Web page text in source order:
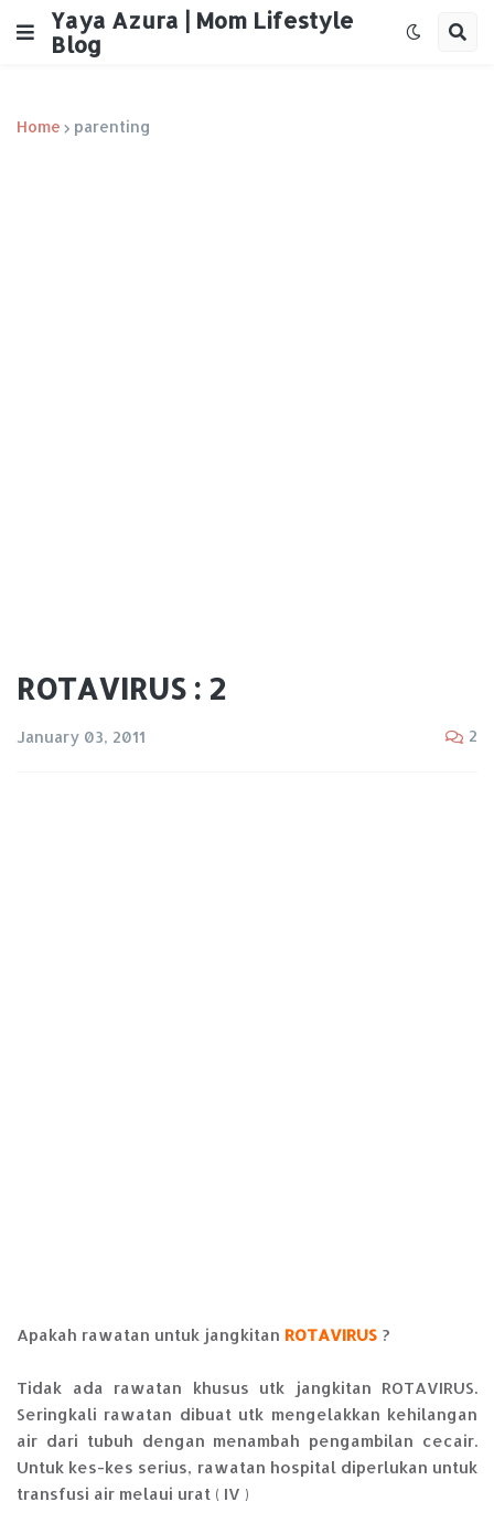
Yaya Azura | Mom Lifestyle
Blog
Home parenting
ROTAVIRUS : 2
January 03, 2011 2
Apakah rawatan untuk jangkitan ROTAVIRUS ?
Tidak ada rawatan khusus utk jangkitan ROTAVIRUS.
Seringkali rawatan dibuat utk mengelakkan kehilangan
air dari tubuh dengan menambah pengambilan cecair.
Untuk kes-kes serius, rawatan hospital diperlukan untuk
transfusi air melaui urat ( IV )